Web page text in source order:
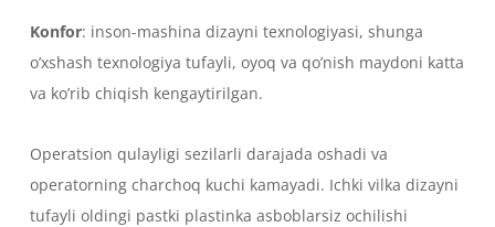
Konfor: inson-mashina dizayni texnologiyasi, shunga
o’xshash texnologiya tufayli, oyoq va qo’nish maydoni katta
va ko’rib chiqish kengaytirilgan.
Operatsion qulayligi sezilarli darajada oshadi va
operatorning charchoq kuchi kamayadi. Ichki vilka dizayni
tufayli oldingi pastki plastinka asboblarsiz ochilishi